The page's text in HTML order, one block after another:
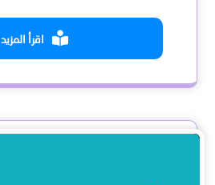
اقرأ المزيد